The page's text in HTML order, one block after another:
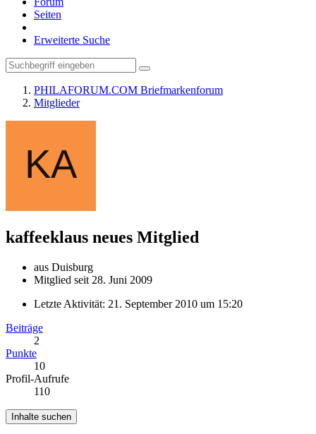
Seiten
Erweiterte Suche
PHILAFORUM.COM Briefmarkenforum
Mitglieder
kaffeeklaus neues Mitglied
aus Duisburg
Mitglied seit 28. Juni 2009
Letzte Aktivität: 21. September 2010 um 15:20
Beiträge
2
Punkte
10
Profil-Aufrufe
110
Inhalte suchen